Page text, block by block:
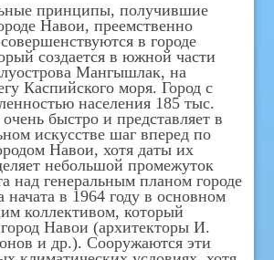
принципы, получившие
Навои, преемственно
в городе
создается в южной части
Мангышлак, на
Каспийского моря. Город с
населения 185 тыс.
очень быстро и представляет в
искусстве шаг вперед пo
Навои, хотя даты их
небольшой промежуток
над генеральным планом городе
в 1964 году в основном
коллективом, который
Навои (архитекторы И.
и др.). Сооружаются эти